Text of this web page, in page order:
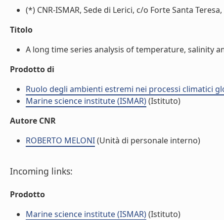
(*) CNR-ISMAR, Sede di Lerici, c/o Forte Santa
Titolo
A long time series analysis of temperature, salinity
Prodotto di
Ruolo degli ambienti estremi nei processi climatici
Marine science institute (ISMAR)(Istituto)
Autore CNR
ROBERTO MELONI(Unità di personale interno)
Incoming links:
Prodotto
Marine science institute (ISMAR)(Istituto)